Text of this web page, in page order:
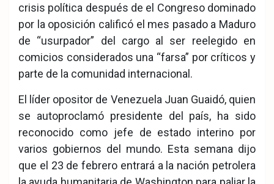
crisis política después de el Congreso dominado
por la oposición calificó el mes pasado a Maduro
de “usurpador” del cargo al ser reelegido en
comicios considerados una “farsa” por críticos y
parte de la comunidad internacional.
El líder opositor de Venezuela Juan Guaidó, quien
se autoproclamó presidente del país, ha sido
reconocido como jefe de estado interino por
varios gobiernos del mundo. Esta semana dijo
que el 23 de febrero entrará a la nación petrolera